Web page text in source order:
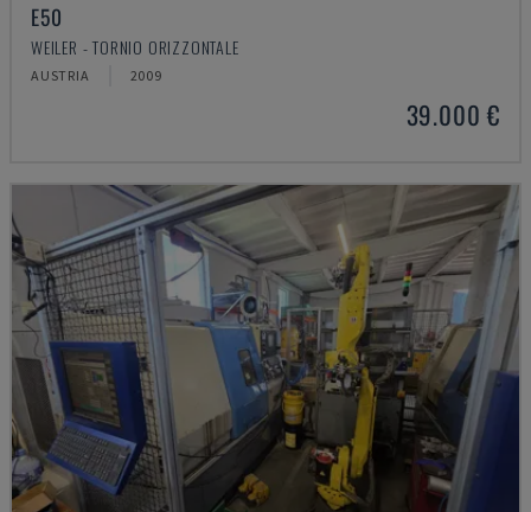
E50
WEILER - TORNIO ORIZZONTALE
AUSTRIA 2009
39.000 €